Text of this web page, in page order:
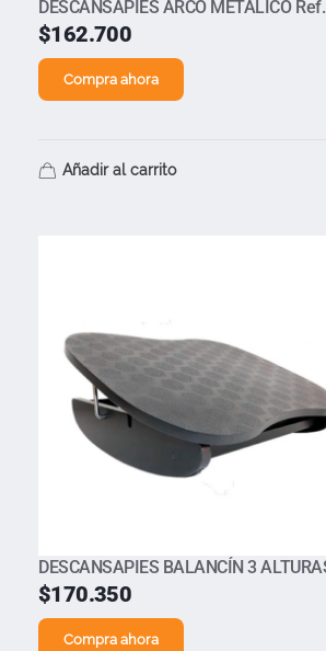
DESCANSAPIES ARCO METÁLICO
$162.700
Compra ahora
Añadir al carrito
DESCANSAPIES BALANCÍN 3
$170.350
Compra ahora